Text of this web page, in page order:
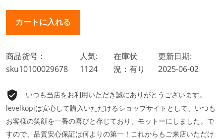
商品货号：
sku10100029678
人気:
1124
在庫状
況：有り
更新日期:
2025-06-02
いつも当店をお利用いただき誠にありがとうございます。
levelkopiは安心して購入いただけるショップサイトとして、いつも
お客様の笑顔を一番の喜びと存じており、モットーにしました。で
すので、品質安心保証は何よりの第一！これからもご来店いただけ